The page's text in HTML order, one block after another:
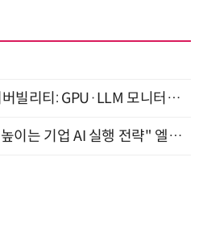
[올쇼TV] AI 시대의 옵저버빌리티: GPU·LLM 모니터링부터 AI 기반 장애 대응까지 (8/11 생방송)
"AI ROI 시대, 투자 성과 높이는 기업 AI 실행 전략" 엘타워 6층 (9월 18일)